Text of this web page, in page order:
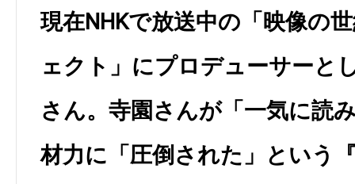
現在NHKで放送中の「映像の
ェクト」にプロデューサーと
さん。寺園さんが「一気に読
材力に「圧倒された」という